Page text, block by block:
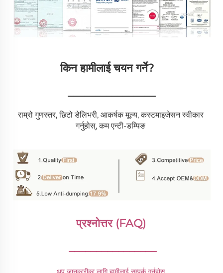
किन हामीलाई चयन गर्ने?
________________
राम्रो गुणस्तर, छिटो डेलिभरी, आकर्षक मूल्य, कस्टमाइजेसन स्वीकार
गर्नुहोस्, कम एन्टी-डम्पिङ
प्रश्नोत्तर (FAQ)
________________